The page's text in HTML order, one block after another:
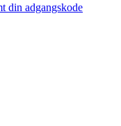
din adgangskode